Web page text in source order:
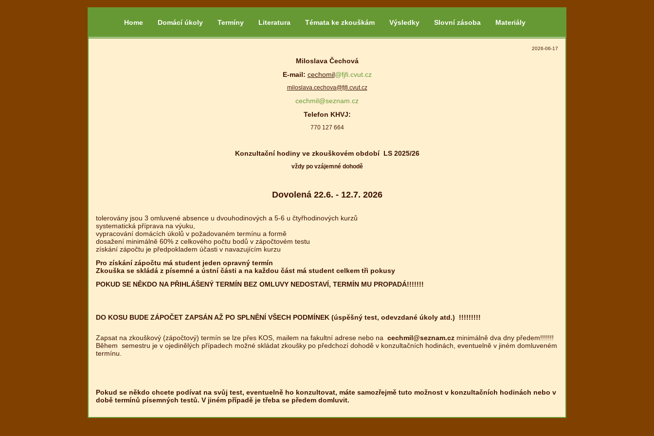
Home Domácí úkoly Termíny Literatura Témata ke zkouškám Výsledky Slovní zásoba Materiály
2026-06-17
Miloslava Čechová
E-mail: cechomil@fjfi.cvut.cz
miloslava.cechova@fjfi.cvut.cz
cechmil@seznam.cz
Telefon KHVJ:
770 127 664
Konzultační hodiny ve zkouškovém období LS 2025/26
vždy po vzájemné dohodě
Dovolená 22.6. - 12.7. 2026
tolerovány jsou 3 omluvené absence u dvouhodinových a 5-6 u čtyřhodinových kurzů
systematická příprava na výuku,
vypracování domácích úkolů v požadovaném termínu a formě
dosažení minimálně 60% z celkového počtu bodů v zápočtovém testu
získání zápočtu je předpokladem účasti v navazujícím kurzu
Pro získání zápočtu má student jeden opravný termín
Zkouška se skládá z písemné a ústní části a na každou část má student celkem tři pokusy
POKUD SE NĚKDO NA PŘIHLÁŠENÝ TERMÍN BEZ OMLUVY NEDOSTAVÍ, TERMÍN MU PROPADÁ!!!!!!!
DO KOSU BUDE ZÁPOČET ZAPSÁN AŽ PO SPLNĚNÍ VŠECH PODMÍNEK (úspěšný test, odevzdané úkoly atd.) !!!!!!!!!
Zapsat na zkouškový (zápočtový) termín se lze přes KOS, mailem na fakultní adrese nebo na cechmil@seznam.cz minimálně dva dny předem!!!!!!!
Během semestru je v ojedinělých případech možné skládat zkoušky po předchozí dohodě v konzultačních hodinách, eventuelně v jiném domluveném
termínu.
Pokud se někdo chcete podívat na svůj test, eventuelně ho konzultovat, máte samozřejmě tuto možnost v konzultačních hodinách nebo v
době termínů písemných testů. V jiném případě je třeba se předem domluvit.